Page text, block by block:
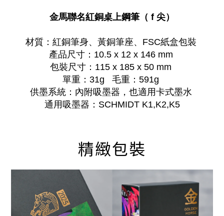
金馬聯名紅銅桌上鋼筆（ f 尖）
材質：紅銅筆身、黃銅筆座、FSC紙盒包裝
產品尺寸：10.5 x 12 x 146 mm
包裝尺寸：115 x 185 x 50 mm
單重：31g 毛重：591g
供墨系統：內附吸墨器，也適用卡式墨水
通用吸墨器：SCHMIDT K1,K2,K5
精緻包裝